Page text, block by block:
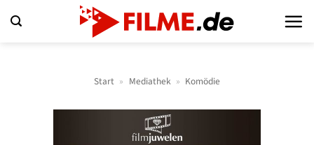
Inhalt
Start » Mediathek » Komödie